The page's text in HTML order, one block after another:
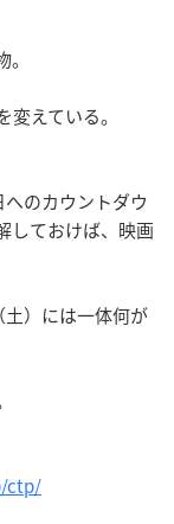
えている。
のカウントダウ
しておけば、映画
）には一体何が
ctp/